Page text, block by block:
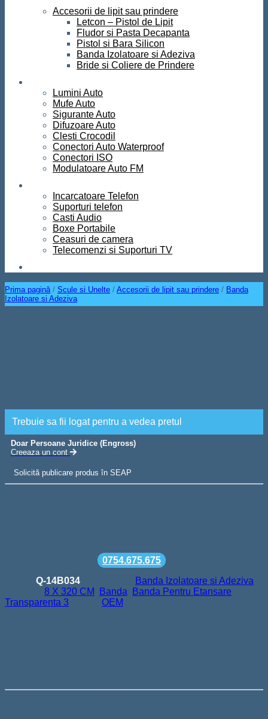
Accesorii de lipit sau prindere
Letcon – Pistol de Lipit
Fludor si Pasta Decapanta
Pistol si Bara Silicon
Banda Izolatoare si Adeziva
Bride si Coliere de Prindere
Lumini Auto
Mufe Auto
Sigurante Auto
Difuzoare Auto
Clesti Crocodil
Conectori Auto Waterproof
Conectori ISO
Modulatoare Auto FM
Incarcatoare Telefon
Suporturi telefon
Casti Audio
Boxe Portabile
Ceasuri de camera
Telecomenzi si Suporturi TV
Prima pagină / Scule si Unelte / Accesorii de lipit sau prindere / Banda
Izolatoare si Adeziva
Trebuie sa fii logat pentru a vedea pretul
Doar Persoane Juridice (Engross)
Creeaza un cont
Solicită publicare produs în SEAP
0754.675.675
Q-14B034
Banda Izolatoare si Adeziva
8 X 320 CM Banda
Banda Pentru Etansare
Transparenta 3
OEM